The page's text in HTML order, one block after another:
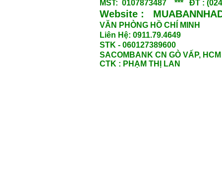
MST: 0107873487 *** ĐT :
Website :
VĂN PHÒNG HỒ CHÍ MINH
Liên Hệ: 0911.79.4649
STK - 060127389600
SACOMBANK CN GÒ VẤP, HCM
CTK : PHẠM THỊ LAN